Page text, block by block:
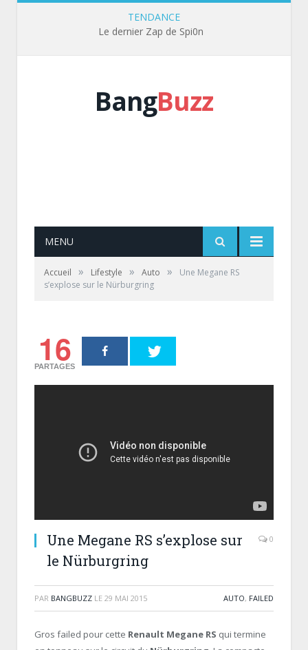
TENDANCE
Le dernier Zap de Spi0n
BangBuzz
MENU
Accueil » Lifestyle » Auto »
Une Megane RS
s’explose sur le Nürburgring
16
PARTAGES
Une Megane RS s’explose sur
le Nürburgring
0
PAR BANGBUZZ LE 29 MAI 2015 AUTO, FAILED
Gros failed pour cette Renault Megane RS qui termine